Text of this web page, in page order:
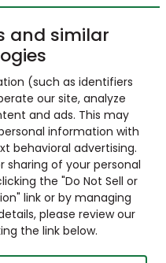
and similar
(such as identifiers
our site, analyze
and ads. This may
information with
behavioral advertising.
sharing of your personal
the "Do Not Sell or
link or by managing
please review our
the link below.